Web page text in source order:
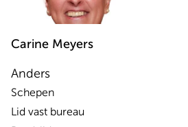
Carine Meyers
Anders
Schepen
Lid vast bureau